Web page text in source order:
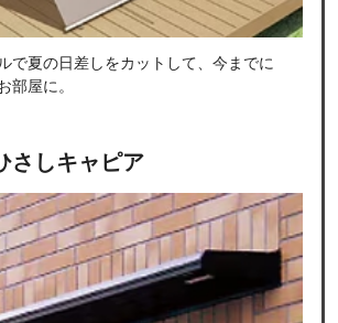
で夏の日差しをカットして、今までに
部屋に。
さしキャピア